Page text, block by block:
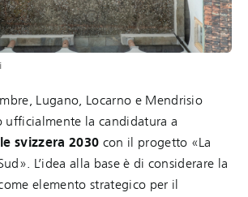
Lugano, Locarno e Mendrisio
ufficialmente la candidatura a
svizzera 2030 con il progetto «La
L’idea alla base è di considerare la
elemento strategico per il